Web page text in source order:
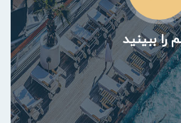
را ببینید